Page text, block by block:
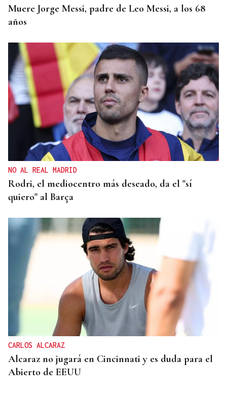
Muere Jorge Messi, padre de Leo Messi, a los 68
años
NO AL REAL MADRID
Rodri, el mediocentro más deseado, da el "sí
quiero" al Barça
CARLOS ALCARAZ
Alcaraz no jugará en Cincinnati y es duda para el
Abierto de EEUU